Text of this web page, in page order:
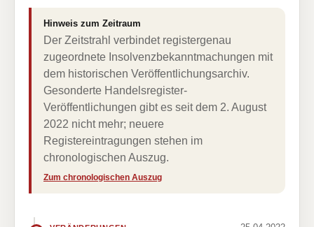
Hinweis zum Zeitraum
Der Zeitstrahl verbindet registergenau
zugeordnete Insolvenzbekanntmachungen mit
dem historischen Veröffentlichungsarchiv.
Gesonderte Handelsregister-
Veröffentlichungen gibt es seit dem 2. August
2022 nicht mehr; neuere
Registereintragungen stehen im
chronologischen Auszug.
Zum chronologischen Auszug